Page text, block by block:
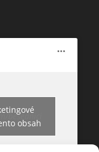
besednici
obsah